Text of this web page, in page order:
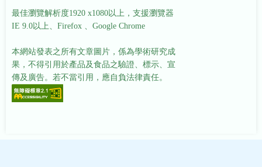
最佳瀏覽解析度1920 x1080以上，支援瀏覽器
IE 9.0以上、Firefox 、Google Chrome
本網站發表之所有文章圖片，係為學術研究成
果，不得引用於產品及食品之驗證、標示、宣
傳及廣告。若不當引用，應自負法律責任。